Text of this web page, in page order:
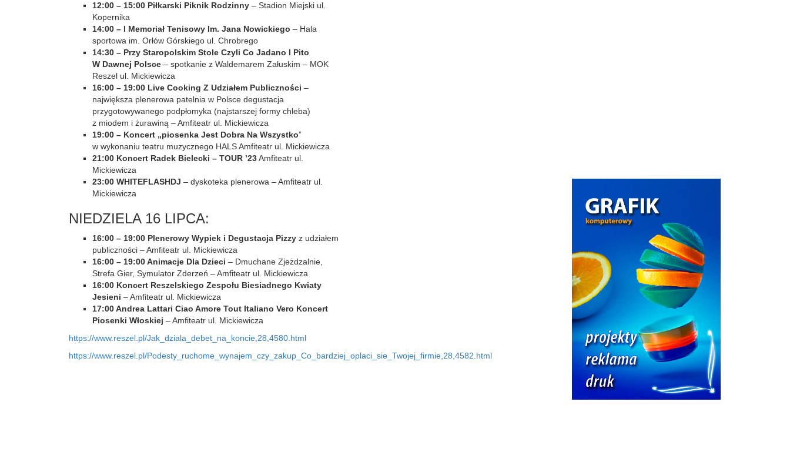
12:00 – 15:00 Piłkarski Piknik Rodzinny – Stadion Miejski ul.
Kopernika
14:00 – I Memoriał Tenisowy Im. Jana Nowickiego – Hala
sportowa im. Orłów Górskiego ul. Chrobrego
14:30 – Przy Staropolskim Stole Czyli Co Jadano I Pito
W Dawnej Polsce – spotkanie z Waldemarem Załuskim – MOK
Reszel ul. Mickiewicza
16:00 – 19:00 Live Cooking Z Udziałem Publiczności –
największa plenerowa patelnia w Polsce degustacja
przygotowywanego podpłomyka (najstarszej formy chleba)
z miodem i żurawiną – Amfiteatr ul. Mickiewicza
19:00 – Koncert „piosenka Jest Dobra Na Wszystko”
w wykonaniu teatru muzycznego HALS Amfiteatr ul. Mickiewicza
21:00 Koncert Radek Bielecki – TOUR ’23Amfiteatr ul.
Mickiewicza
23:00 WHITEFLASHDJ – dyskoteka plenerowa – Amfiteatr ul.
Mickiewicza
NIEDZIELA 16 LIPCA:
16:00 – 19:00 Plenerowy Wypiek i Degustacja Pizzy z udziałem
publiczności – Amfiteatr ul. Mickiewicza
16:00 – 19:00 Animacje Dla Dzieci – Dmuchane Zjeżdzalnie,
Strefa Gier, Symulator Zderzeń – Amfiteatr ul. Mickiewicza
16:00 Koncert Reszelskiego Zespołu Biesiadnego Kwiaty
Jesieni – Amfiteatr ul. Mickiewicza
17:00 Andrea Lattari Ciao Amore Tout Italiano Vero Koncert
Piosenki Włoskiej – Amfiteatr ul. Mickiewicza
https://www.reszel.pl/Jak_dziala_debet_na_koncie,28,4580.html
https://www.reszel.pl/Podesty_ruchome_wynajem_czy_zakup_Co_bardziej_oplaci_sie_Twojej_firmie,28,4582.html